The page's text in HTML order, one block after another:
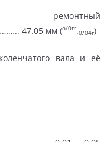
47.05 мм (о/0гг.0/04г)
вала и её